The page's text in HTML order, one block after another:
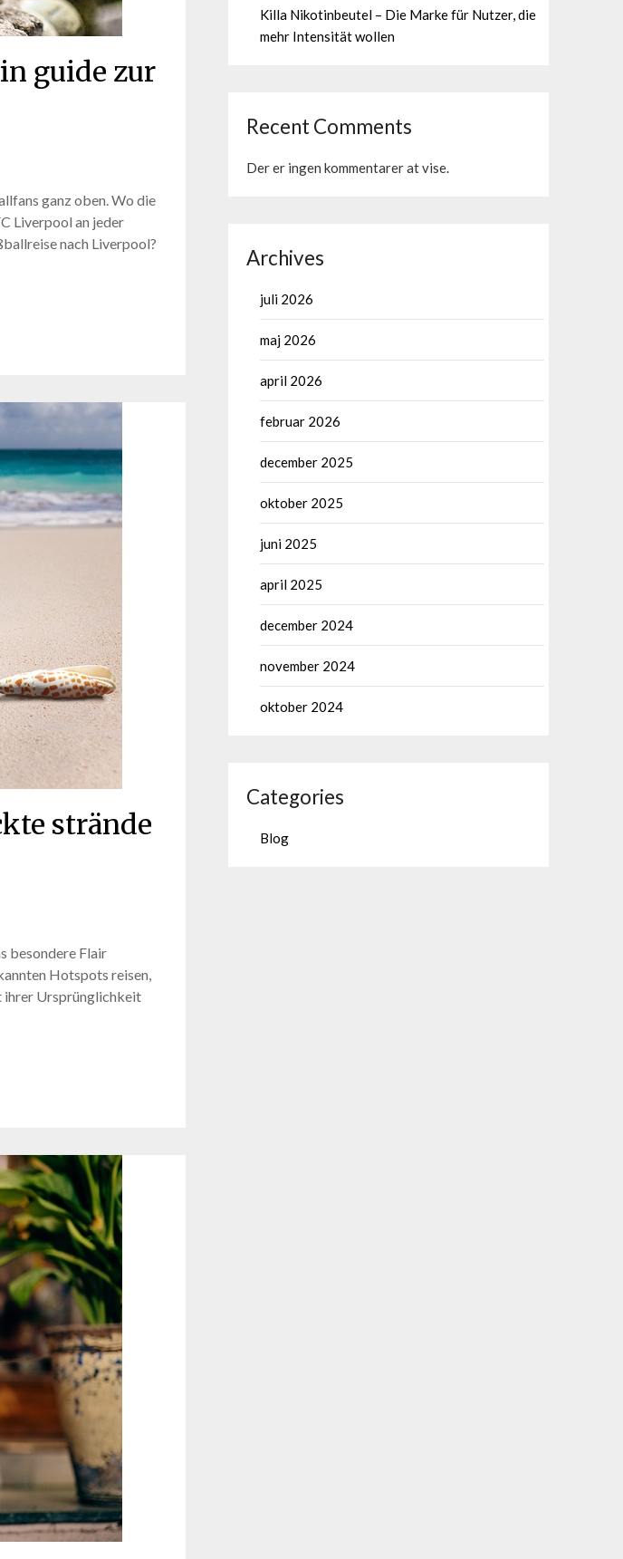
guide zur
ganz oben. Wo die
Liverpool an jeder
nach Liverpool?
strände
besondere Flair
Hotspots reisen,
ihrer Ursprünglichkeit
Killa Nikotinbeutel – Die Marke für Nutzer, die
mehr Intensität wollen
Recent Comments
Der er ingen kommentarer at vise.
Archives
juli 2026
maj 2026
april 2026
februar 2026
december 2025
oktober 2025
juni 2025
april 2025
december 2024
november 2024
oktober 2024
Categories
Blog